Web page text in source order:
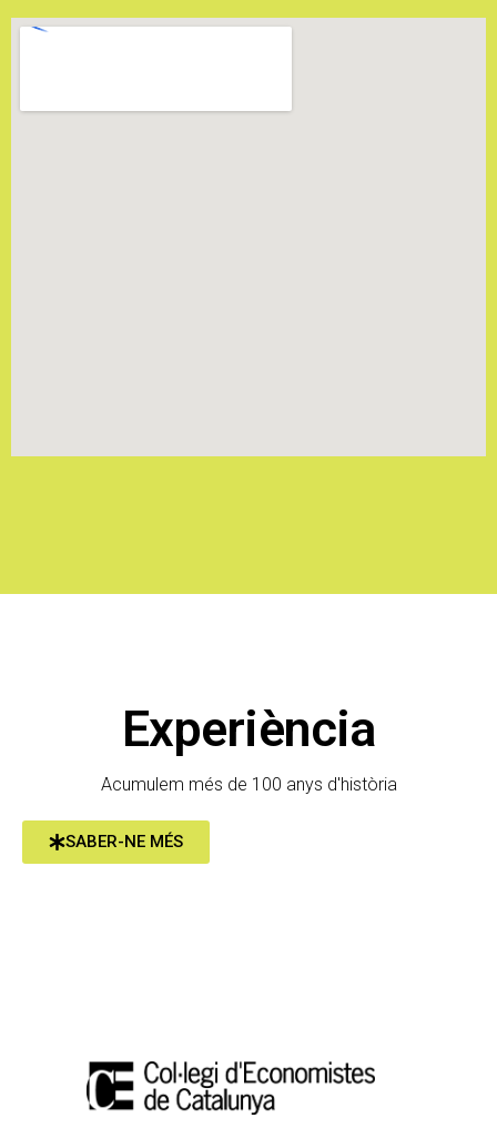
Experiència
Acumulem més de 100 anys d'història
SABER-NE MÉS